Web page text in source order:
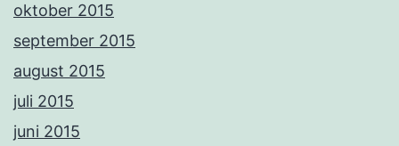
oktober 2015
september 2015
august 2015
juli 2015
juni 2015